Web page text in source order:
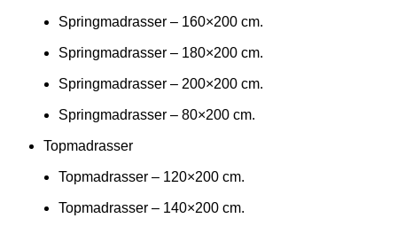
Springmadrasser – 160×200 cm.
Springmadrasser – 180×200 cm.
Springmadrasser – 200×200 cm.
Springmadrasser – 80×200 cm.
Topmadrasser
Topmadrasser – 120×200 cm.
Topmadrasser – 140×200 cm.